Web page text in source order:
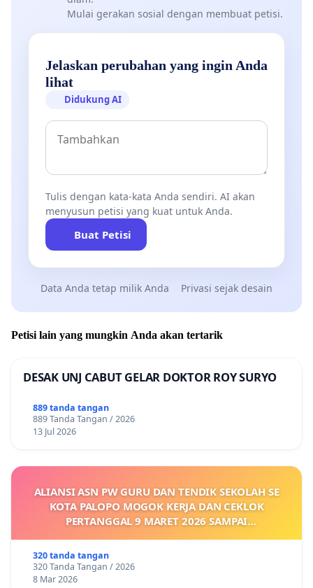
Mulai gerakan sosial dengan membuat petisi.
Jelaskan perubahan yang ingin Anda
lihat
Didukung AI
Tulis dengan kata-kata Anda sendiri. AI akan
menyusun petisi yang kuat untuk Anda.
Buat Petisi
Data Anda tetap milik Anda Privasi sejak desain
Petisi lain yang mungkin Anda akan tertarik
DESAK UNJ CABUT GELAR DOKTOR ROY SURYO
889 tanda tangan
889 Tanda Tangan / 2026
13 Jul 2026
ALIANSI ASN PW GURU DAN TENDIK SEKOLAH SE
KOTA PALOPO MOGOK KERJA DAN CEKLOK
PERTANGGAL 9 MARET 2026 SAMPAI
KEJELASAN SUMBER GAJI POKOK
320 tanda tangan
320 Tanda Tangan / 2026
8 Mar 2026